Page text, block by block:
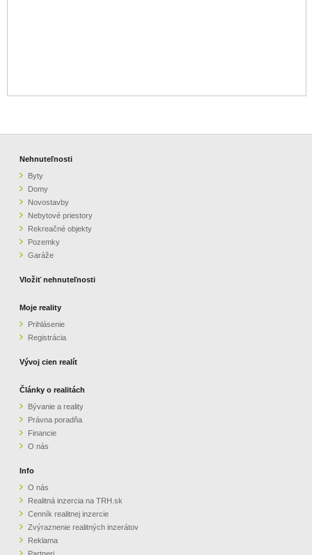
Nehnuteľnosti
Byty
Domy
Novostavby
Nebytové priestory
Rekreačné objekty
Pozemky
Garáže
Vložiť nehnuteľnosti
Moje reality
Prihlásenie
Registrácia
Vývoj cien realít
Články o realitách
Bývanie a reality
Právna poradňa
Financie
O nás
Info
O nás
Realitná inzercia na TRH.sk
Cenník realitnej inzercie
Zvýraznenie realitných inzerátov
Reklama